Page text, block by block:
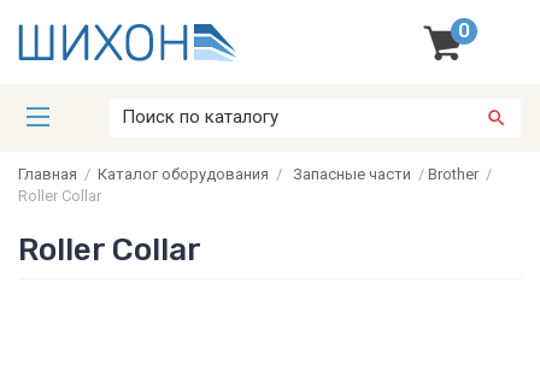
0
Главная / Каталог оборудования / Запасные части / Brother/
Roller Collar
Roller Collar